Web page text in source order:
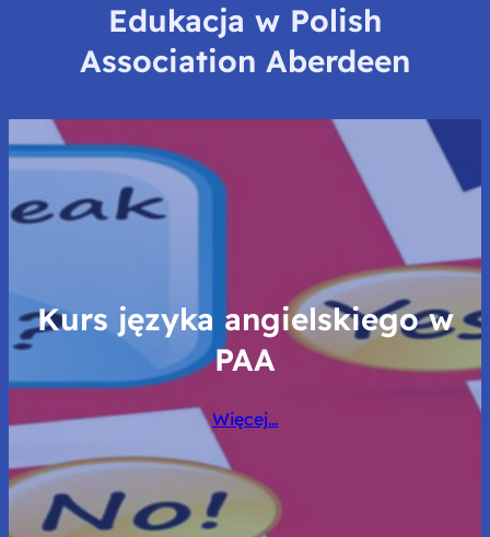
Edukacja w Polish
Association Aberdeen
Kurs języka angielskiego w
PAA
Więcej…